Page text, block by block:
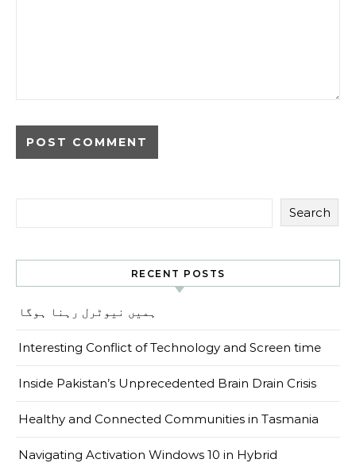
Search
RECENT POSTS
ہمیں نیوٹرل رہنا ہوگا
Interesting Conflict of Technology and Screen time
Inside Pakistan’s Unprecedented Brain Drain Crisis
Healthy and Connected Communities in Tasmania
Navigating Activation Windows 10 in Hybrid